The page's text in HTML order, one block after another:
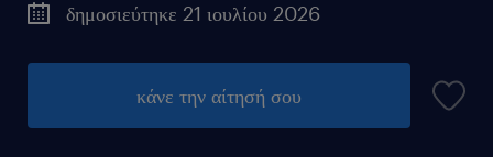
δημοσιεύτηκε 21 ιουλίου 2026
κάνε την αίτησή σου